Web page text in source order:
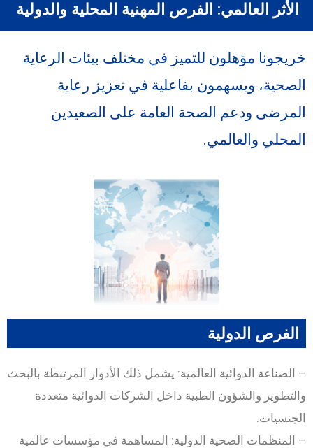
الأثر العالمي: الفرص المهنية المحلية والدولية
خريجونا مؤهلون للتميز في مختلف بيئات الرعاية
الصحية، ويسهمون بفاعلية في تعزيز رعاية
المرضى ودعم الصحة العامة على الصعيدين
المحلي والعالمي.
الفرص الدولية
– الصناعة الدوائية العالمية: يشمل ذلك الأدوار المرتبطة بالبحث
والتطوير والشؤون الطبية داخل الشركات الدوائية متعددة
الجنسيات.
– المنظمات الصحية الدولية: المساهمة في مؤسسات عالمية